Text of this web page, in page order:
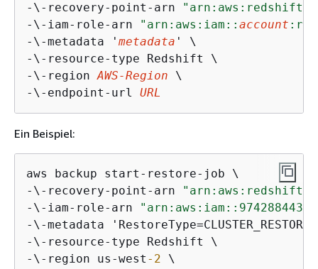
-\-recovery-point-arn
"arn:aws:redshift:
-\-iam-role-arn
"arn:aws:iam:: account
-\-metadata ' metadata ' \
-\-resource-type Redshift \
-\-region AWS-Region \
-\-endpoint-url URL
Ein Beispiel:
aws backup start-restore-job \
-\-recovery-point-arn
-\-iam-role-arn
-\-metadata
-\-resource-type Redshift \
-\-region us-west -2 \